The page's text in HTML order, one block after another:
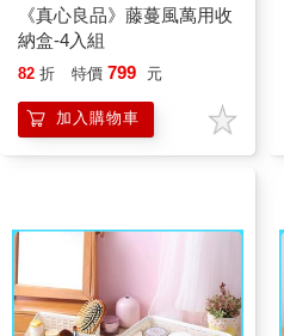
《真心良品》藤蔓風萬用收
納盒-4入組
82 折 特價 799 元
加入購物車